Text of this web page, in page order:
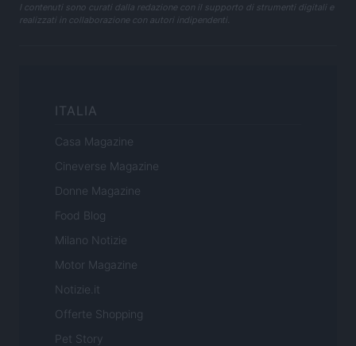
I contenuti sono curati dalla redazione con il supporto di strumenti digitali e
realizzati in collaborazione con autori indipendenti.
ITALIA
Casa Magazine
Cineverse Magazine
Donne Magazine
Food Blog
Milano Notizie
Motor Magazine
Notizie.it
Offerte Shopping
Pet Story